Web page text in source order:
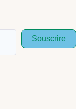
Souscrire